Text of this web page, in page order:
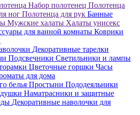
Набор полотенец Полотенца
ног Полотенца для рук Банные
Мужские халаты Халаты унисекс
для ванной комнаты Коврики
Декоративные тарелки
Подсвечники Светильники и лампы
Цветочные горшки Часы
для дома
белья Простыни Пододеяльники
Наматрасники и защитные
Декоративные наволочки для